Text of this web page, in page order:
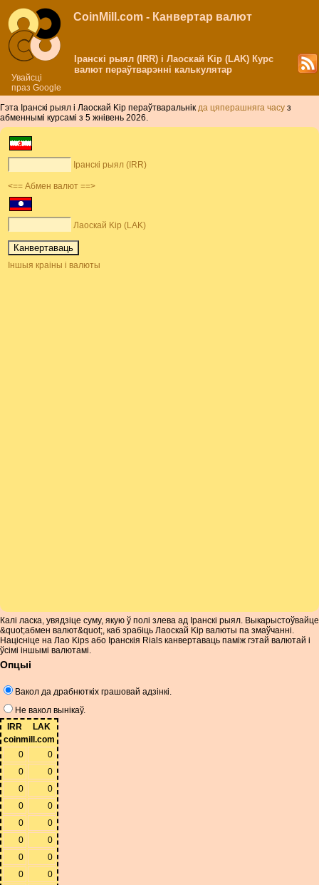
Увайсці
праз Google
CoinMill.com - Канвертар валют
Іранскі рыял (IRR) і Лаоскай Kip (LAK) Курс
валют пераўтварэнні калькулятар
Гэта Іранскі рыял і Лаоскай Kip пераўтваральнік да цяперашняга часу з
абменнымі курсамі з 5 жнівень 2026.
Іранскі рыял (IRR)
<== Абмен валют ==>
Лаоскай Kip (LAK)
Іншыя краіны і валюты
Калі ласка, увядзіце суму, якую ў полі злева ад Іранскі рыял. Выкарыстоўвайце
&quot;абмен валют&quot;, каб зрабіць Лаоскай Kip валюты па змаўчанні.
Націсніце на Лао Kips або Іранскія Rials канвертаваць паміж гэтай валютай і
ўсімі іншымі валютамі.
Опцыі
Вакол да драбнюткіх грашовай адзінкі.
Не вакол вынікаў.
IRR
LAK
coinmill.com
0
0
0
0
0
0
0
0
0
0
0
0
0
0
0
0